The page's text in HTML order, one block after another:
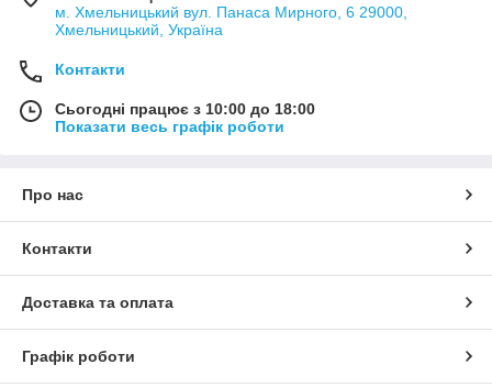
м. Хмельницький вул. Панаса Мирного, 6 29000,
Хмельницький, Україна
Контакти
Сьогодні працює з 10:00 до 18:00
Показати весь графік роботи
Про нас
Контакти
Доставка та оплата
Графік роботи